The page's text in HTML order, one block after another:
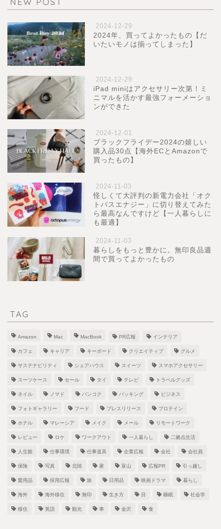
2024-12-29
2024年、買ってよかったもの【だ
いたいモノは揃ってしまった】
2024-12-29
iPad miniはアクセサリー次第！ミ
ニマルを活かす最強フォーメーショ
ンができた
2024-12-01
ブラックフライデー2024の嬉しい
購入品30点【海外ECとAmazonで
買ったもの】
2024-11-03
怪しくて大評判の新電力会社「オク
トパスエナジー」に切り替えてみた
ら最高なんですけど【一人暮らしに
も最適】
2024-11-03
暮らしをもっと豊かに。無印良品週
間で買ってよかったもの
TAG
Amazon Mac MacBook PR広報 インテリア
カフェ キャリア キーボード クリエイティブ グルメ
サステナビリティ シェアハウス スイーツ スマホアクセサリー
スーツケース セール タイ テレビ トラベルグッズ
ネイル ノマド バンコク パッキング ビジネス
フォトギャラリー フード プレスリリース プロテイン
ホテル マレーシア メイク メール リモートワーク
レビュー ロケ ワークアウト 一人暮らし 二拠点生活
人生観 仕事環境 仕事道具 企業広報 会社 会社員
保険 写真 北陸 家 富山 広報PR 引っ越し
愛用品 採用広報 旅 日用品 映画ドラマ 暮らし
海外 海外移住 無印 生き方 目 睡眠 社会学
移住 英語 観光 車 金沢 食